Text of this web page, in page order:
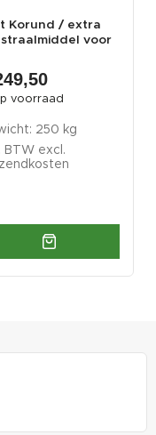
Korund / extra
voor
voorraad
250 kg
BTW excl.